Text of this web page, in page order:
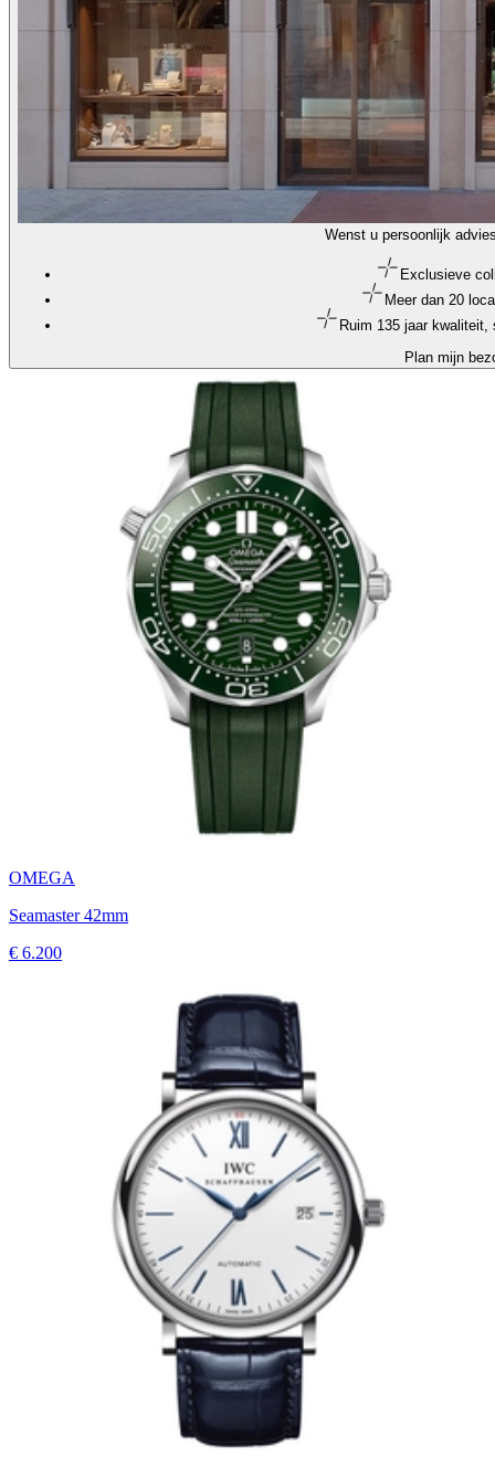
Wenst u persoonlijk
Exclusieve
Meer dan 20
Ruim 135 jaar
Plan mijn
OMEGA
Seamaster 42mm
€ 6.200